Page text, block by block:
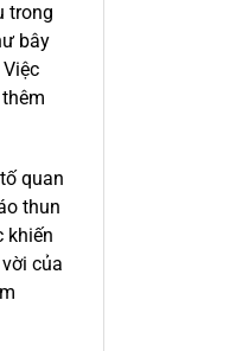
trong
bây
quan
thun
khiến
của